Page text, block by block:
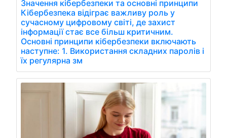
Значення кібербезпеки та основні принципи
Кібербезпека відіграє важливу роль у
сучасному цифровому світі, де захист
інформації стає все більш критичним.
Основні принципи кібербезпеки включають
наступне: 1. Використання складних паролів і
їх регулярна зм